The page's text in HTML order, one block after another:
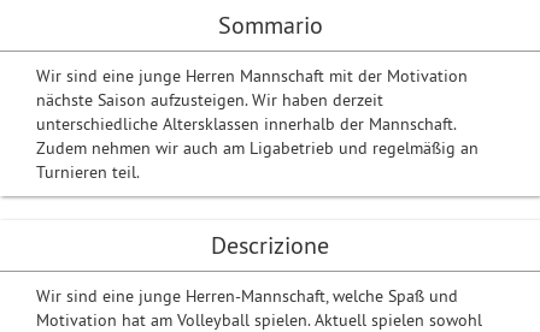
Sommario
Wir sind eine junge Herren Mannschaft mit der Motivation
nächste Saison aufzusteigen. Wir haben derzeit
unterschiedliche Altersklassen innerhalb der Mannschaft.
Zudem nehmen wir auch am Ligabetrieb und regelmäßig an
Turnieren teil.
Descrizione
Wir sind eine junge Herren-Mannschaft, welche Spaß und
Motivation hat am Volleyball spielen. Aktuell spielen sowohl